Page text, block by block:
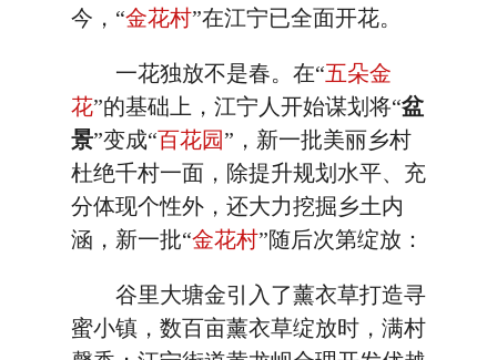
今，“金花村”在江宁已全面开花。
一花独放不是春。在“五朵金
花”的基础上，江宁人开始谋划将“盆
景”变成“百花园”，新一批美丽乡村
杜绝千村一面，除提升规划水平、充
分体现个性外，还大力挖掘乡土内
涵，新一批“金花村”随后次第绽放：
谷里大塘金引入了薰衣草打造寻
蜜小镇，数百亩薰衣草绽放时，满村